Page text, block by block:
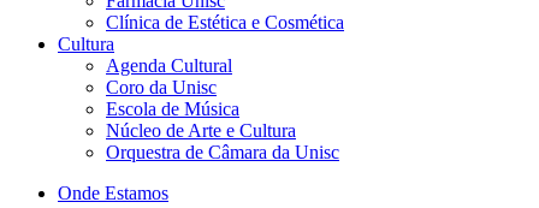
Clínica de Estética e Cosmética
Cultura
Agenda Cultural
Coro da Unisc
Escola de Música
Núcleo de Arte e Cultura
Orquestra de Câmara da Unisc
Onde Estamos